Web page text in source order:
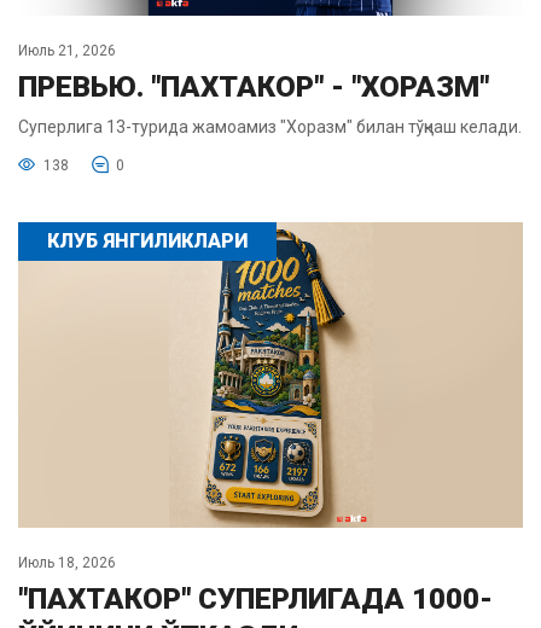
Июль 21, 2026
ПРЕВЬЮ. "ПАХТАКОР" - "ХОРАЗМ"
Суперлига 13-турида жамоамиз "Хоразм" билан тўқнаш келади.
138 0
КЛУБ ЯНГИЛИКЛАРИ
Июль 18, 2026
"ПАХТАКОР" СУПЕРЛИГАДА 1000-